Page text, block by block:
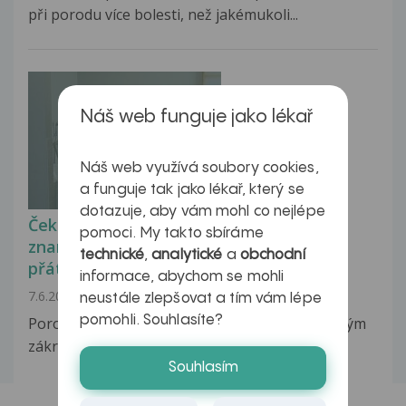
při porodu více bolesti, než jakémukoli...
Čekáte miminko? Podívejte se, co to
znamená, když je porodnice opravdu
přátelská ke svým klientkám
7.6.2011
Porod je pro většinu žen krásným, ale i obávaným
zákrokem. Každá žena si přeje, aby pro...
Náš web funguje jako lékař
Náš web využívá soubory cookies,
a funguje tak jako lékař, který se
dotazuje, aby vám mohl co nejlépe
pomoci. My takto sbíráme
technické,analytické a obchodní
informace, abychom se mohli
neustále zlepšovat a tím vám lépe
pomohli. Souhlasíte?
Souhlasím